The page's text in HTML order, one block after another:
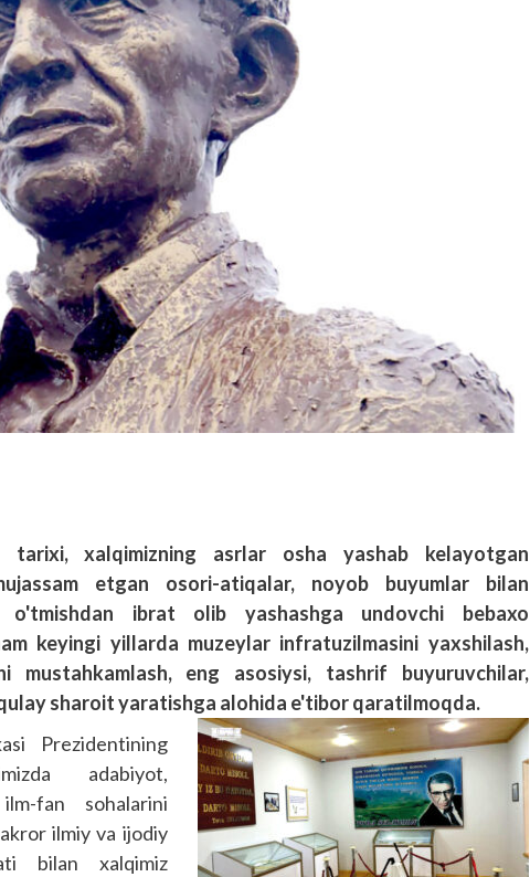
xalqimizning asrlar osha yashab kelayotgan
etgan osori-atiqalar, noyob buyumlar bilan
o'tmishdan ibrat olib yashashga undovchi bebaxo
keyingi yillarda muzeylar infratuzilmasini yaxshilash,
mustahkamlash, eng asosiysi, tashrif buyuruvchilar,
sharoit yaratishga alohida e'tibor qaratilmoqda.
Prezidentining
adabiyot,
fan sohalarini
ilmiy va ijodiy
bilan xalqimiz